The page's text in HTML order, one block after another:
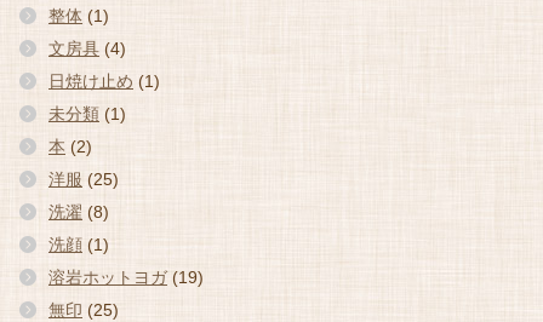
整体 (1)
文房具 (4)
日焼け止め (1)
未分類 (1)
本 (2)
洋服 (25)
洗濯 (8)
洗顔 (1)
溶岩ホットヨガ(19)
無印 (25)